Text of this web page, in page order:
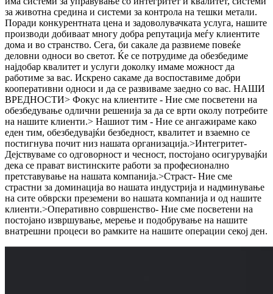
за животна средина и системи за контрола на тешки метали.
Поради конкурентната цена и задоволувачката услуга, нашите
производи добиваат многу добра репутација меѓу клиентите
дома и во странство. Сега, би сакале да развиеме повеќе
деловни односи во светот. Ќе се потрудиме да обезбедиме
најдобар квалитет и услуги доколку имаме можност да
работиме за вас. Искрено сакаме да воспоставиме добри
кооперативни односи и да се развиваме заедно со вас. НАШИ
ВРЕДНОСТИ> Фокус на клиентите - Ние сме посветени на
обезбедување одлични решенија за да се врти околу потребите
на нашите клиенти.> Нашиот тим - Ние се ангажираме како
еден тим, обезбедувајќи безбедност, квалитет и взаемно се
постигнува почит низ нашата организација.>Интегритет-
Дејствуваме со одговорност и чесност, постојано осигурувајќи
дека се прават вистинските работи за професионално
претставување на нашата компанија.>Страст- Ние сме
страстни за доминација во нашата индустрија и надминување
на сите обврски преземени во нашата компанија и од нашите
клиенти.>Оперативно совршенство- Ние сме посветени на
постојано извршување, мерење и подобрување на нашите
внатрешни процеси во рамките на нашите операции секој ден.